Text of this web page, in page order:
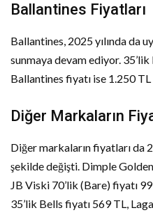
Ballantines Fiyatları
Ballantines, 2025 yılında da
sunmaya devam ediyor.
Ballantines fiyatı ise 1.250
Diğer Markaların
Diğer markaların fiyatları da
şekilde değişti. Dimple
JB Viski 70’lik (Bare) fiyatı
35’lik Bells fiyatı 569 TL,